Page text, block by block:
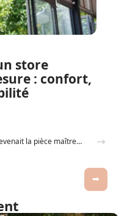
store
: confort,
Et si votre whisky en carafe devenait la pièce maîtresse de votre salon ?